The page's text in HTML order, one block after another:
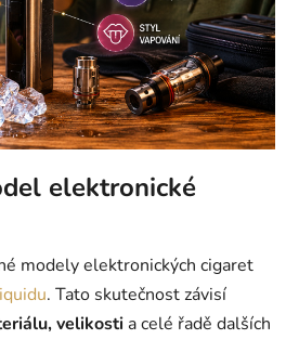
elektronické
modely elektronických cigaret
. Tato skutečnost závisí
velikosti a celé řadě dalších